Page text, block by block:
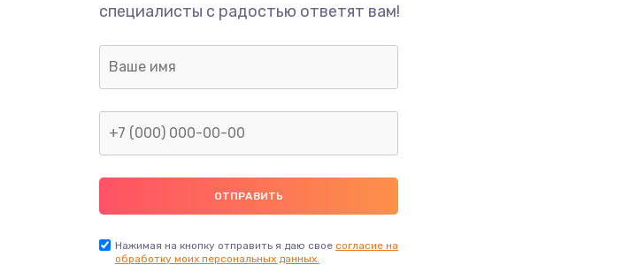
специалисты с радостью ответят вам!
Нажимая на кнопку отправить я даю свое согласие на
обработку моих персональных данных.